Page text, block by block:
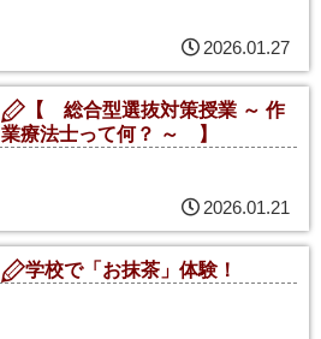
2026.01.27
【 総合型選抜対策授業 ～ 作
業療法士って何？ ～ 】
2026.01.21
学校で「お抹茶」体験！